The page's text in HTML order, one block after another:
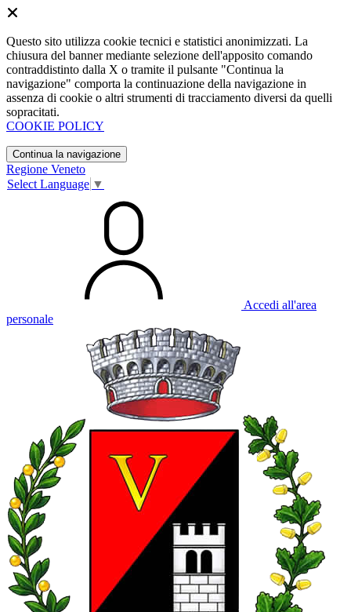
Questo sito utilizza cookie tecnici e statistici anonimizzati. La
chiusura del banner mediante selezione dell'apposito comando
contraddistinto dalla X o tramite il pulsante "Continua la
navigazione" comporta la continuazione della navigazione in
assenza di cookie o altri strumenti di tracciamento diversi da quelli
sopracitati.
COOKIE POLICY
Continua la navigazione
Regione Veneto
Select Language ▼
Accedi all'area
personale